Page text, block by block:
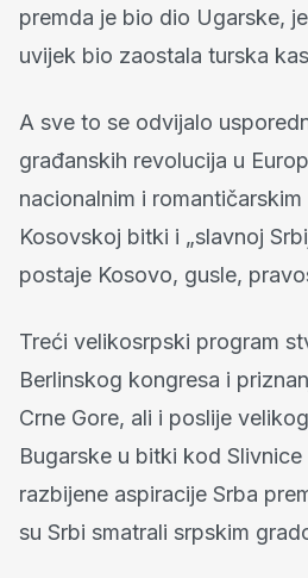
premda je bio dio Ugarske,
uvijek bio zaostala turska
A sve to se odvijalo
građanskih revolucija u
nacionalnim i
Kosovskoj bitki i „slavnoj
postaje Kosovo, gusle,
Treći velikosrpski program
Berlinskog kongresa i
Crne Gore, ali i poslije
Bugarske u bitki kod Slivnice
razbijene aspiracije Srba
su Srbi smatrali srpskim